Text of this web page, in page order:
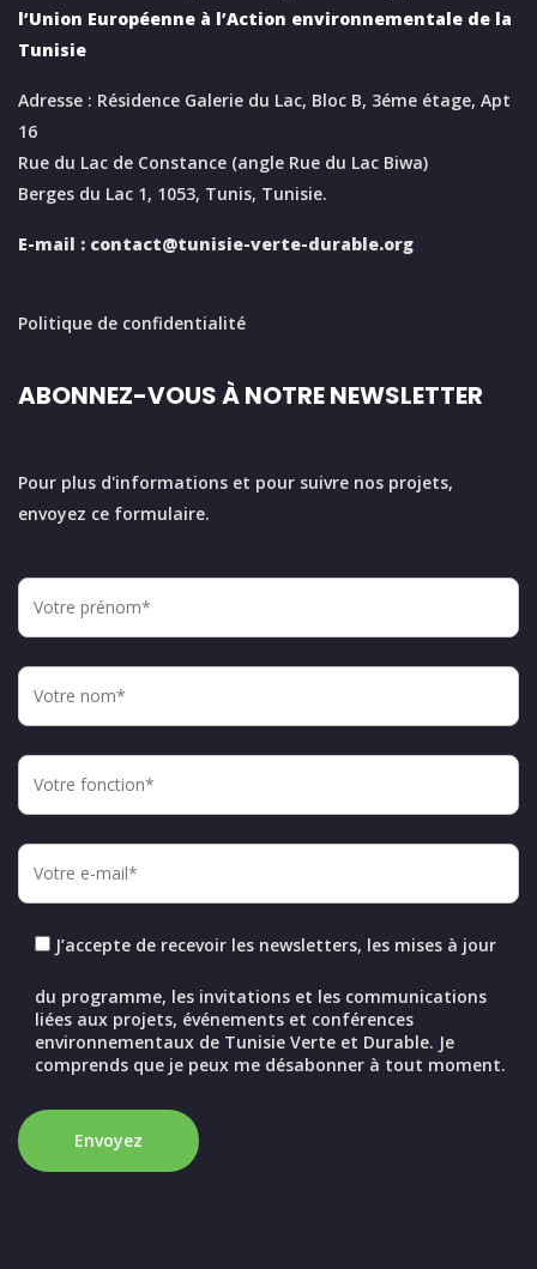
l’Union Européenne à l’Action environnementale de la
Tunisie
Adresse : Résidence Galerie du Lac, Bloc B, 3éme étage, Apt
16
Rue du Lac de Constance (angle Rue du Lac Biwa)
Berges du Lac 1, 1053, Tunis, Tunisie.
E-mail : contact@tunisie-verte-durable.org
Politique de confidentialité
ABONNEZ-VOUS À NOTRE NEWSLETTER
Pour plus d'informations et pour suivre nos projets,
envoyez ce formulaire.
J’accepte de recevoir les newsletters, les mises à jour
du programme, les invitations et les communications
liées aux projets, événements et conférences
environnementaux de Tunisie Verte et Durable. Je
comprends que je peux me désabonner à tout moment.